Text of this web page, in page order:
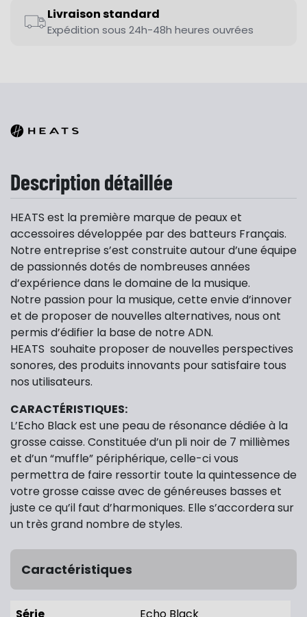
Livraison standard
Expédition sous 24h-48h heures ouvrées
Description détaillée
HEATS est la première marque de peaux et
accessoires développée par des batteurs Français.
Notre entreprise s’est construite autour d’une équipe
de passionnés dotés de nombreuses années
d’expérience dans le domaine de la musique.
Notre passion pour la musique, cette envie d’innover
et de proposer de nouvelles alternatives, nous ont
permis d’édifier la base de notre ADN.
HEATS souhaite proposer de nouvelles perspectives
sonores, des produits innovants pour satisfaire tous
nos utilisateurs.
CARACTÉRISTIQUES:
L’Echo Black est une peau de résonance dédiée à la
grosse caisse. Constituée d’un pli noir de 7 millièmes
et d’un “muffle” périphérique, celle-ci vous
permettra de faire ressortir toute la quintessence de
votre grosse caisse avec de généreuses basses et
juste ce qu’il faut d’harmoniques. Elle s’accordera sur
un très grand nombre de styles.
Caractéristiques